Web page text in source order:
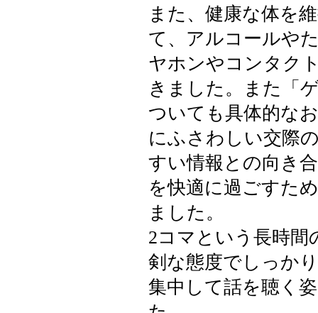
また、健康な体を
て、アルコールや
ヤホンやコンタク
きました。また「
ついても具体的な
にふさわしい交際
すい情報との向き
を快適に過ごすた
ました。
2コマという長時間
剣な態度でしっか
集中して話を聴く